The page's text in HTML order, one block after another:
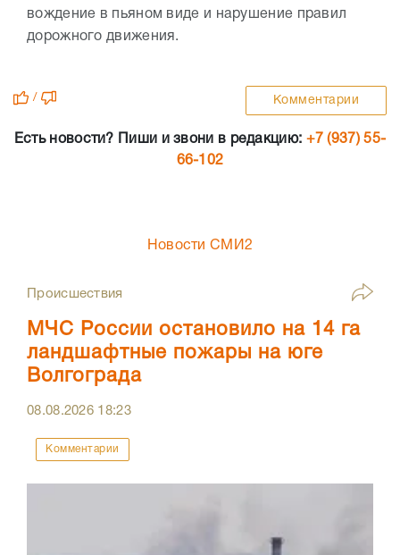
вождение в пьяном виде и нарушение правил
дорожного движения.
/ Комментарии
Есть новости? Пиши и звони в редакцию: +7 (937) 55-
66-102
Новости СМИ2
Происшествия
МЧС России остановило на 14 га
ландшафтные пожары на юге
Волгограда
08.08.2026 18:23
Комментарии